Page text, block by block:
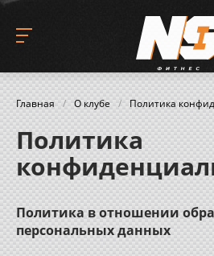
Главная / О клубе / Политика
Политика
Политика в отношении
персональных данных